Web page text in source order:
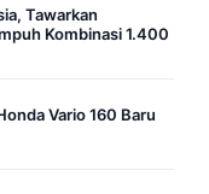
Tawarkan
Kombinasi 1.400
Vario 160 Baru